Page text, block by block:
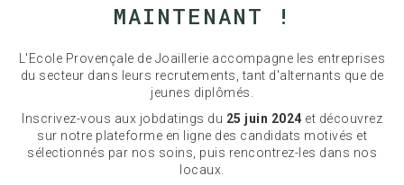
MAINTENANT !
L'Ecole Provençale de Joaillerie accompagne les entreprises
du secteur dans leurs recrutements, tant d'alternants que de
jeunes diplômés.
Inscrivez-vous aux jobdatings du 25 juin 2024 et découvrez
sur notre plateforme en ligne des candidats motivés et
sélectionnés par nos soins, puis rencontrez-les dans nos
locaux.